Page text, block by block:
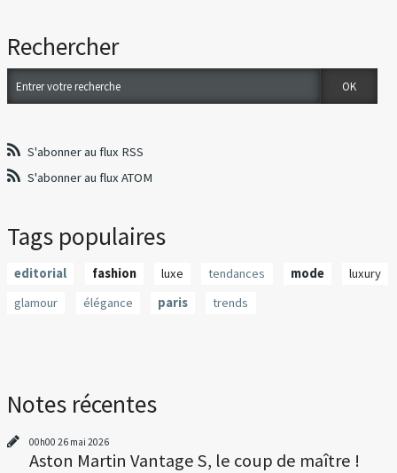
Rechercher
S'abonner au flux RSS
S'abonner au flux ATOM
Tags populaires
editorial fashion luxe tendances mode
luxury
glamour
élégance paris trends
Notes récentes
00h00 26 mai 2026
Aston Martin Vantage S, le coup de maître !